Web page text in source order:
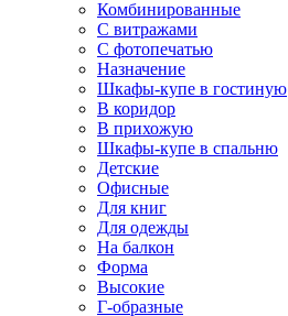
Комбинированные
С витражами
С фотопечатью
Назначение
Шкафы-купе в гостиную
В коридор
В прихожую
Шкафы-купе в спальню
Детские
Офисные
Для книг
Для одежды
На балкон
Форма
Высокие
Г-образные